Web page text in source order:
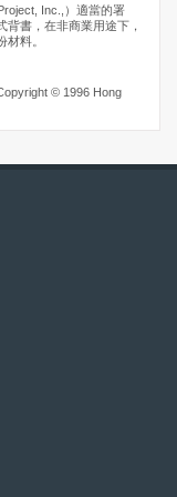
Inc.,）適當的署
書，在非商業用途下，
料。
© 1996 Hong